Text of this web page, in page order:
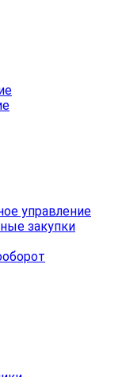
управление
закупки